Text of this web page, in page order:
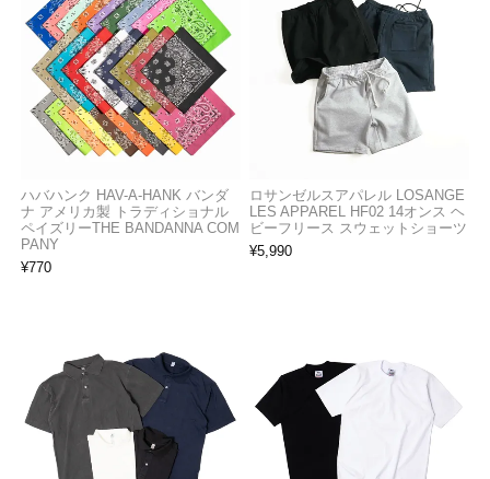
ハバハンク HAV-A-HANK バンダ
ナ アメリカ製 トラディショナル
ペイズリーTHE BANDANNA COM
PANY
¥770
ロサンゼルスアパレル LOSANGE
LES APPAREL HF02 14オンス ヘ
ビーフリース スウェットショーツ
¥5,990